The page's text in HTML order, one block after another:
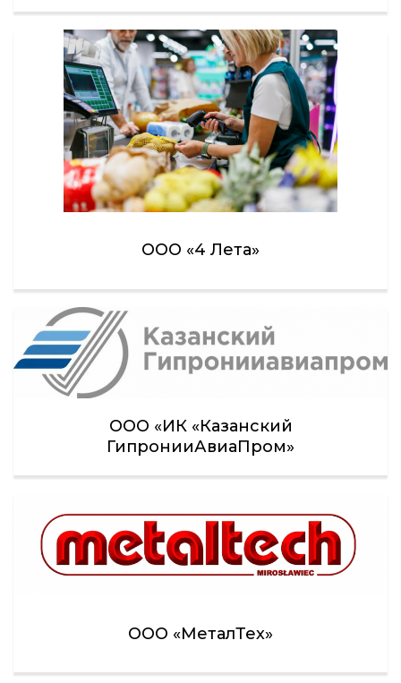
ООО «4 Лета»
ООО «ИК «Казанский
ГипронииАвиаПром»
ООО «МеталТех»